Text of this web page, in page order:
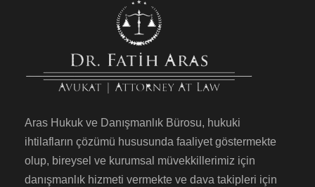
Aras Hukuk ve Danışmanlık Bürosu, hukuki
ihtilafların çözümü hususunda faaliyet göstermekte
olup, bireysel ve kurumsal müvekkillerimiz için
danışmanlık hizmeti vermekte ve dava takipleri için